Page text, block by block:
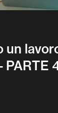
un
PARTE